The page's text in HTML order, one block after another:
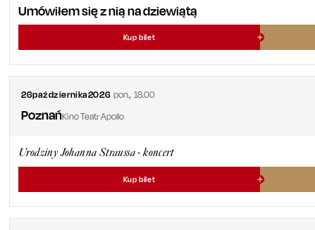
Umówiłem się z nią na dziewiątą
Kup bilet
26października2026 pon.,18.00
PoznańKino Teatr Apollo
Urodziny Johanna Straussa - koncert
Kup bilet